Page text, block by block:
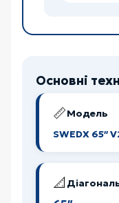
Основні
📏Модель
SWEDX 65″
📐